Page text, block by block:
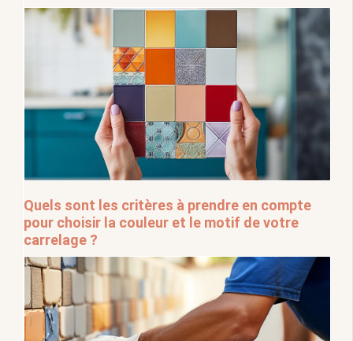
Quels sont les critères à prendre en compte
pour choisir la couleur et le motif de votre
carrelage ?